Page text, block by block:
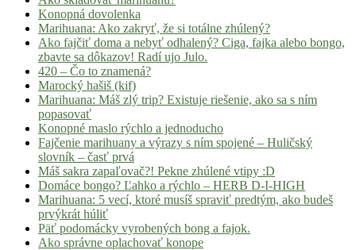
Konopná dovolenka
Marihuana: Ako zakryť, že si totálne zhúlený?
Ako fajčiť doma a nebyť odhalený? Ciga, fajka alebo bongo,
zbavte sa dôkazov! Radí ujo Julo.
420 – Čo to znamená?
Marocký hašiš (kif)
Marihuana: Máš zlý trip? Existuje riešenie, ako sa s ním
popasovať
Konopné maslo rýchlo a jednoducho
Fajčenie marihuany a výrazy s ním spojené – Huličský
slovník – časť prvá
Máš sakra zapaľovač?! Pekne zhúlené vtipy :D
Domáce bongo? Ľahko a rýchlo – HERB D-I-HIGH
Marihuana: 5 vecí, ktoré musíš spraviť predtým, ako budeš
prvýkrát húliť
Päť podomácky vyrobených bong a fajok.
Ako správne oplachovať konope